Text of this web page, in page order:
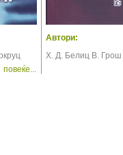
повеќе...
Автори:
Х. Д. Белиц В.